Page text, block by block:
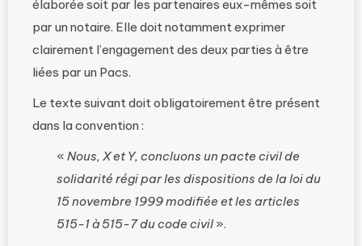
élaborée soit par les partenaires eux-mêmes soit
par un notaire. Elle doit notamment exprimer
clairement l’engagement des deux parties à être
liées par un Pacs.
Le texte suivant doit obligatoirement être présent
dans la convention :
« Nous, X et Y, concluons un pacte civil de
solidarité régi par les dispositions de la loi du
15 novembre 1999 modifiée et les articles
515-1 à 515-7 du code civil».